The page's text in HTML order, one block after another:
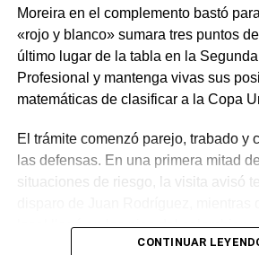
Moreira en el complemento bastó
«rojo y blanco» sumara tres puntos
último lugar de la tabla en la
Profesional y mantenga vivas sus
matemáticas de clasificar a la Copa
El trámite comenzó parejo, trabado y
las defensas. En una primera mitad
situaciones de riesgo, la visita avisó
local llegó en los pies del colombiano
quien tras un pivoteo del brasileño
CONTINUAR